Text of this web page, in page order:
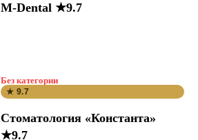
M-Dental ★9.7
Без категории
★ 9.7
Стоматология «Константа»
★9.7